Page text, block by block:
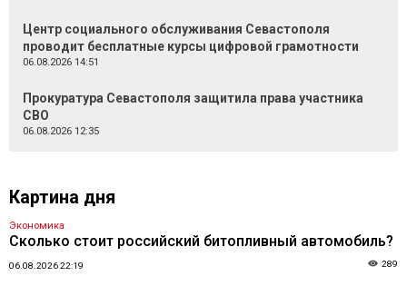
Центр социального обслуживания Севастополя
проводит бесплатные курсы цифровой грамотности
06.08.2026 14:51
Прокуратура Севастополя защитила права участника
СВО
06.08.2026 12:35
Картина дня
Экономика
Сколько стоит российский битопливный автомобиль?
06.08.2026 22:19 289